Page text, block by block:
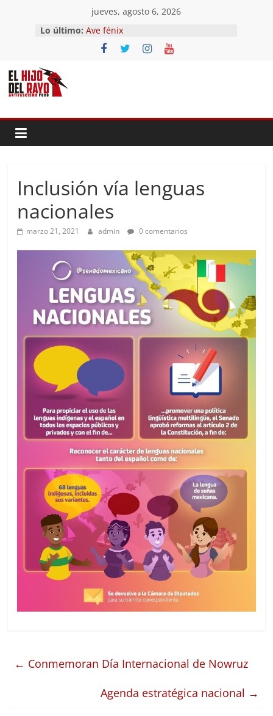
contenido
jueves, agosto 6, 2026
Lo último: Ave fénix
¿Dios no existe?
First Time
Inclusión vía lenguas
nacionales
marzo 21, 2021 admin 0 comentarios
← Conmemoran Día Internacional de Nowruz
Agenda estratégica nacional →